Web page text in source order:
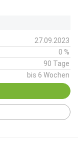
27.09.2023
0 %
90 Tage
bis 6 Wochen